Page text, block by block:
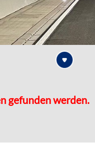
gefunden werden.